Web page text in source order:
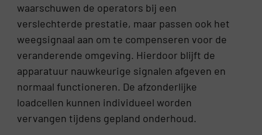
waarschuwen de operators bij een
verslechterde prestatie, maar passen ook het
weegsignaal aan om te compenseren voor de
veranderende omgeving. Hierdoor blijft de
apparatuur nauwkeurige signalen afgeven en
normaal functioneren. De afzonderlijke
loadcellen kunnen individueel worden
vervangen tijdens gepland onderhoud.